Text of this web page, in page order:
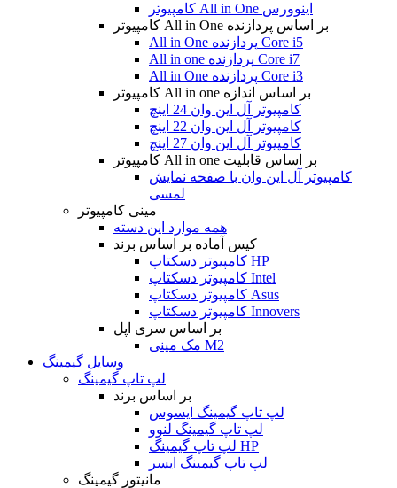
کامپیوتر All in One اینوورس
کامپیوتر All in One بر اساس پردازنده
All in One پردازنده Core i5
All in one پردازنده Core i7
All in One پردازنده Core i3
کامپیوتر All in one بر اساس اندازه
کامپیوتر آل این وان 24 اینچ
کامپیوتر آل این وان 22 اینچ
کامپیوتر آل این وان 27 اینچ
کامپیوتر All in one بر اساس قابلیت
کامپیوتر آل این وان با صفحه نمایش
لمسی
مینی کامپیوتر
همه موارد این دسته
کیس آماده بر اساس برند
کامپیوتر دسکتاپ HP
کامپیوتر دسکتاپ Intel
کامپیوتر دسکتاپ Asus
کامپیوتر دسکتاپ Innovers
بر اساس سری اپل
مک مینی M2
وسایل گیمینگ
لپ تاپ گیمینگ
بر اساس برند
لپ تاپ گیمینگ ایسوس
لپ تاپ گیمینگ لنوو
لپ تاپ گیمینگ HP
لپ تاپ گیمینگ ایسر
مانیتور گیمینگ